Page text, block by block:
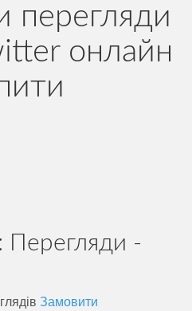
перегляди
онлайн
Перегляди -
Замовити